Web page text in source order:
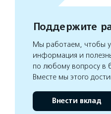
Поддержите
Мы работаем, чтобы у
информация и
по любому вопросу в
Вместе мы этого
Внести вклад